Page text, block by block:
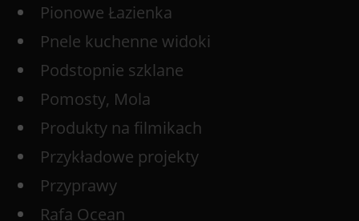
Pionowe Łazienka
Pnele kuchenne widoki
Podstopnie szklane
Pomosty, Mola
Produkty na filmikach
Przykładowe projekty
Przyprawy
Rafa Ocean